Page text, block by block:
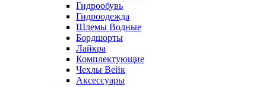
Гидрообувь
Гидроодежда
Шлемы Водные
Бордшорты
Лайкра
Комплектующие
Чехлы Вейк
Аксессуары